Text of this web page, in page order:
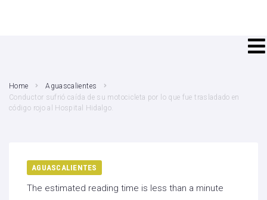
Home
Aguascalientes
Conductor sufrió caída de su motocicleta por lo que fue trasladado en
código rojo al Hospital Hidalgo.
AGUASCALIENTES
The estimated reading time is less than a minute